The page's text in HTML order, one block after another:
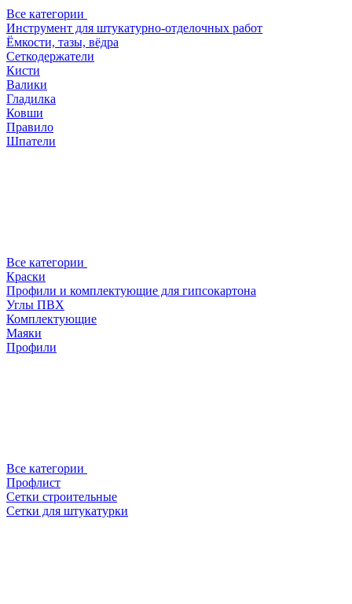
Все категории
Инструмент для штукатурно-отделочных работ
Ёмкости, тазы, вёдра
Сеткодержатели
Кисти
Валики
Гладилка
Ковши
Правило
Шпатели
Все категории
Краски
Профили и комплектующие для гипсокартона
Углы ПВХ
Комплектующие
Маяки
Профили
Все категории
Профлист
Сетки строительные
Сетки для штукатурки